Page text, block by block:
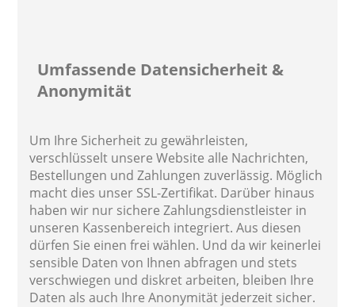
Umfassende Datensicherheit &
Anonymität
Um Ihre Sicherheit zu gewährleisten,
verschlüsselt unsere Website alle Nachrichten,
Bestellungen und Zahlungen zuverlässig. Möglich
macht dies unser SSL-Zertifikat. Darüber hinaus
haben wir nur sichere Zahlungsdienstleister in
unseren Kassenbereich integriert. Aus diesen
dürfen Sie einen frei wählen. Und da wir keinerlei
sensible Daten von Ihnen abfragen und stets
verschwiegen und diskret arbeiten, bleiben Ihre
Daten als auch Ihre Anonymität jederzeit sicher.